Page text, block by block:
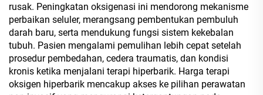
rusak. Peningkatan oksigenasi ini mendorong mekanisme
perbaikan seluler, merangsang pembentukan pembuluh
darah baru, serta mendukung fungsi sistem kekebalan
tubuh. Pasien mengalami pemulihan lebih cepat setelah
prosedur pembedahan, cedera traumatis, dan kondisi
kronis ketika menjalani terapi hiperbarik. Harga terapi
oksigen hiperbarik mencakup akses ke pilihan perawatan